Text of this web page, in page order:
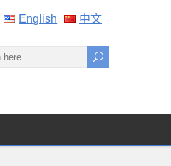
English 中文